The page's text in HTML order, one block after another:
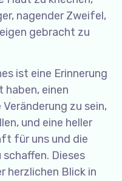
nagender Zweifel,
gebracht zu
ist eine Erinnerung
haben, einen
zu sein,
und eine heller
für uns und die
schaffen. Dieses
herzlichen Blick in